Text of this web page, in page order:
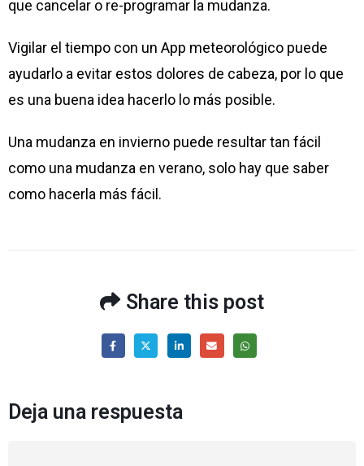
que cancelar o re-programar la mudanza.
Vigilar el tiempo con un App meteorológico puede
ayudarlo a evitar estos dolores de cabeza, por lo que
es una buena idea hacerlo lo más posible.
Una mudanza en invierno puede resultar tan fácil
como una mudanza en verano, solo hay que saber
como hacerla más fácil.
Share this post
Deja una respuesta